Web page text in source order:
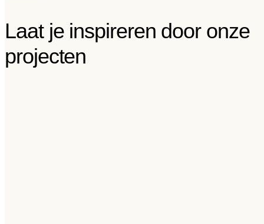
Laat je inspireren door onze
projecten